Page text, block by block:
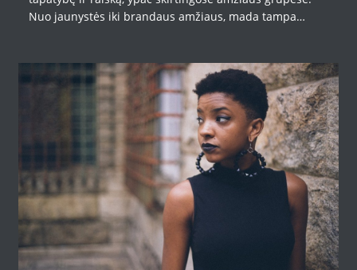
Nuo jaunystės iki brandaus amžiaus, mada tampa…